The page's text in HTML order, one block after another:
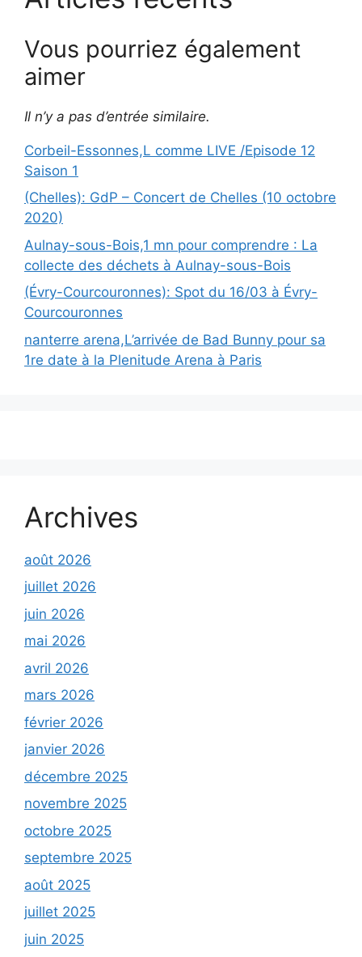
Vous pourriez également
aimer
Il n’y a pas d’entrée similaire.
Corbeil-Essonnes,L comme LIVE /Episode 12
Saison 1
(Chelles): GdP – Concert de Chelles (10 octobre
2020)
Aulnay-sous-Bois,1 mn pour comprendre : La
collecte des déchets à Aulnay-sous-Bois
(Évry-Courcouronnes): Spot du 16/03 à Évry-
Courcouronnes
nanterre arena,L’arrivée de Bad Bunny pour sa
1re date à la Plenitude Arena à Paris
Archives
août 2026
juillet 2026
juin 2026
mai 2026
avril 2026
mars 2026
février 2026
janvier 2026
décembre 2025
novembre 2025
octobre 2025
septembre 2025
août 2025
juillet 2025
juin 2025